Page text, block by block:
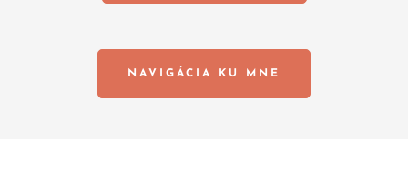
NAVIGÁCIA KU MNE